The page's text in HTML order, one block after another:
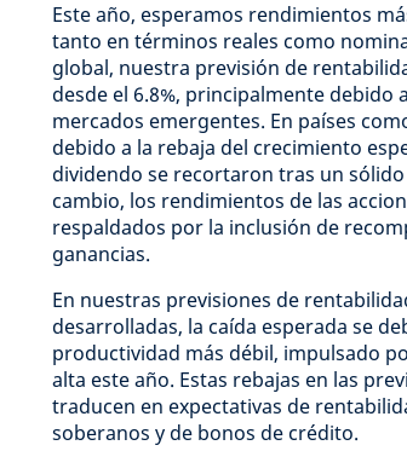
Este año, esperamos rendimientos
tanto en términos reales como
global, nuestra previsión de
desde el 6.8%, principalmente
mercados emergentes. En países
debido a la rebaja del crecimiento
dividendo se recortaron tras un
cambio, los rendimientos de las
respaldados por la inclusión de
ganancias.
En nuestras previsiones de
desarrolladas, la caída esperada se
productividad más débil, impulsado
alta este año. Estas rebajas en las
traducen en expectativas de
soberanos y de bonos de crédito.